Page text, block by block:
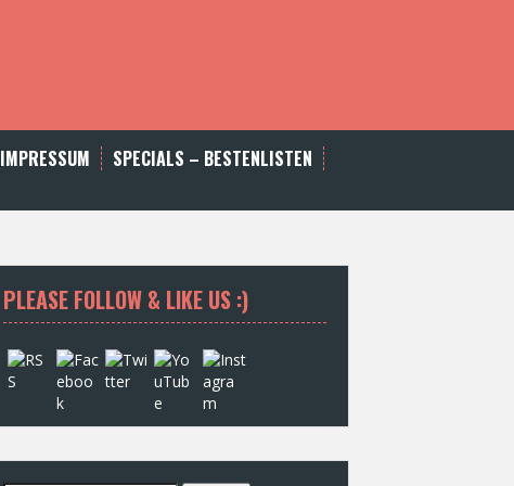
IMPRESSUM
SPECIALS – BESTENLISTEN
PLEASE FOLLOW & LIKE US :)